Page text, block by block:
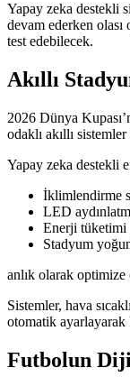
Yapay zeka destekli
devam ederken
test edebilecek.
Akıllı
2026 Dünya
odaklı akıllı
Yapay zeka destekli
İklimlendirme
LED
Enerji tüketimi
Stadyum
anlık olarak optimize
Sistemler, hava
otomatik ayarlayarak
Futbolun